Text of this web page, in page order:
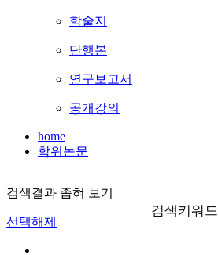
학술지
단행본
연구보고서
공개강의
home
학위논문
검색결과 좁혀 보기
선택해제
검색키워드